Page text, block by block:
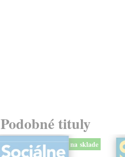
Podobné tituly
na sklade